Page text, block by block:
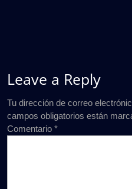
Leave a Reply
Tu dirección de correo
campos obligatorios están
Comentario *